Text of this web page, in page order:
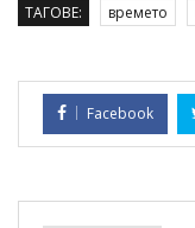
ТАГОВЕ: времето
Facebook